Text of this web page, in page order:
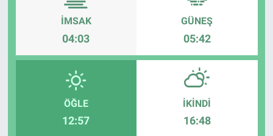
İMSAK
04:03
GÜNEŞ
05:42
ÖĞLE
12:57
İKINDI
16:48